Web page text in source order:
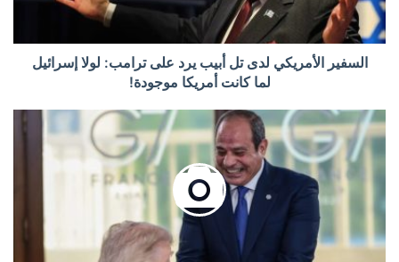
السفير الأمريكي لدى تل أبيب يرد على ترامب: لولا إسرائيل
لما كانت أمريكا موجودة!